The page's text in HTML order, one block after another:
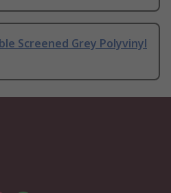
Screened Grey Polyvinyl